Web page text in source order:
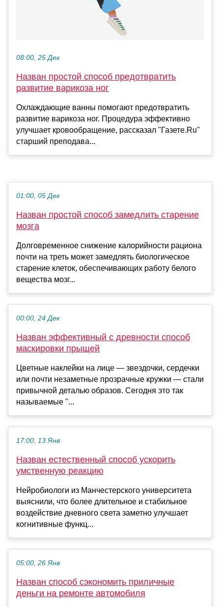
08:00, 25 Дек
Назван простой способ предотвратить
развитие варикоза ног
Охлаждающие ванны помогают предотвратить
развитие варикоза ног. Процедура эффективно
улучшает кровообращение, рассказал "Газете.Ru"
старший преподава...
01:00, 05 Дек
Назван простой способ замедлить старение
мозга
Долговременное снижение калорийности рациона
почти на треть может замедлять биологическое
старение клеток, обеспечивающих работу белого
вещества мозг...
00:00, 24 Дек
Назван эффективный с древности способ
маскировки прыщей
Цветные наклейки на лице — звездочки, сердечки
или почти незаметные прозрачные кружки — стали
привычной деталью образов. Сегодня это так
называемые "...
17:00, 13 Янв
Назван естественный способ ускорить
умственную реакцию
Нейробиологи из Манчестерского университета
выяснили, что более длительное и стабильное
воздействие дневного света заметно улучшает
когнитивные функц...
05:00, 26 Янв
Назван способ сэкономить приличные
деньги на ремонте автомобиля